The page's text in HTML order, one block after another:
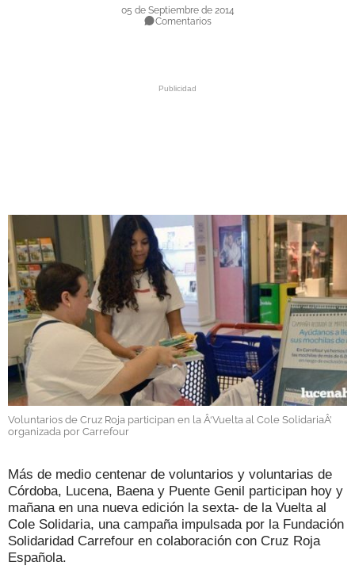
05 de Septiembre de 2014
Comentarios
Voluntarios de Cruz Roja participan en la Â‘Vuelta al Cole SolidariaÂ’
organizada por Carrefour
Más de medio centenar de voluntarios y voluntarias de
Córdoba, Lucena, Baena y Puente Genil participan hoy y
mañana en una nueva edición la sexta- de la Vuelta al
Cole Solidaria, una campaña impulsada por la Fundación
Solidaridad Carrefour en colaboración con Cruz Roja
Española.